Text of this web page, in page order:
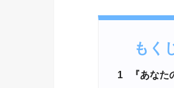
もく
1
『あなた